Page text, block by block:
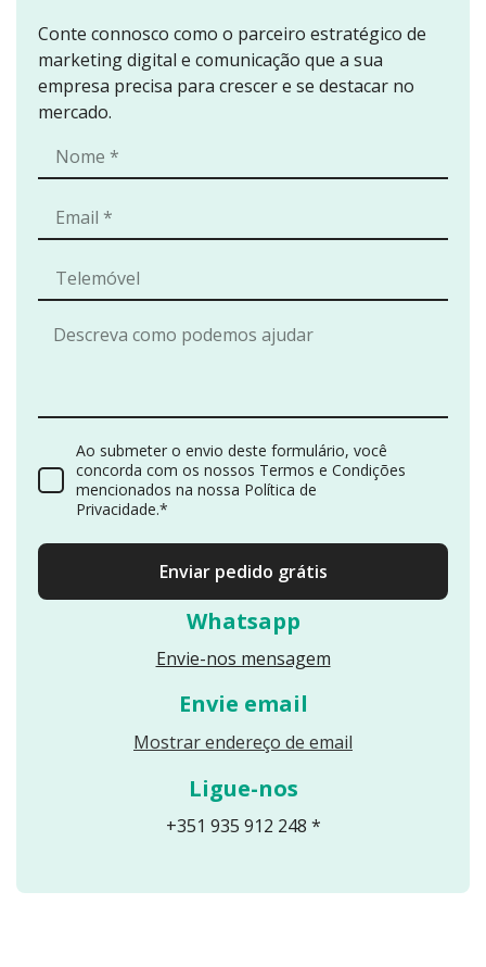
Conte connosco como o parceiro estratégico de
marketing digital e comunicação que a sua
empresa precisa para crescer e se destacar no
mercado.
Whatsapp
Envie-nos mensagem
Envie email
Mostrar endereço de email
Ligue-nos
+351 935 912 248 *
Ao submeter o envio deste formulário, você
concorda com os nossos Termos e Condições
mencionados na nossa Política de
Privacidade.*
Enviar pedido grátis